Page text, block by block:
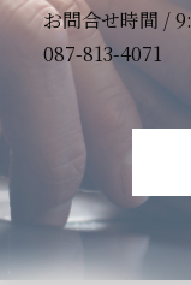
お問合せ時間 /
087-813-4071